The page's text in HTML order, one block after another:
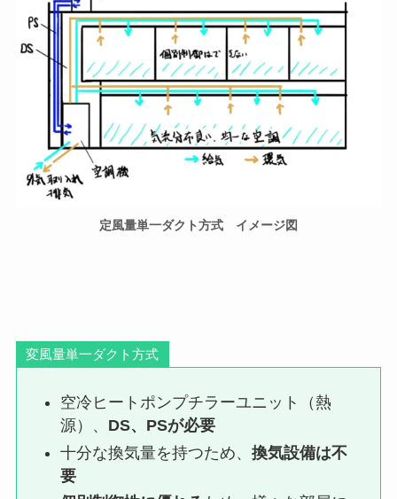
定風量単一ダクト方式 イメージ図
変風量単一ダクト方式
空冷ヒートポンプチラーユニット（熱
源）、 DS、PSが必要
十分な換気量を持つため、換気設備は不
要